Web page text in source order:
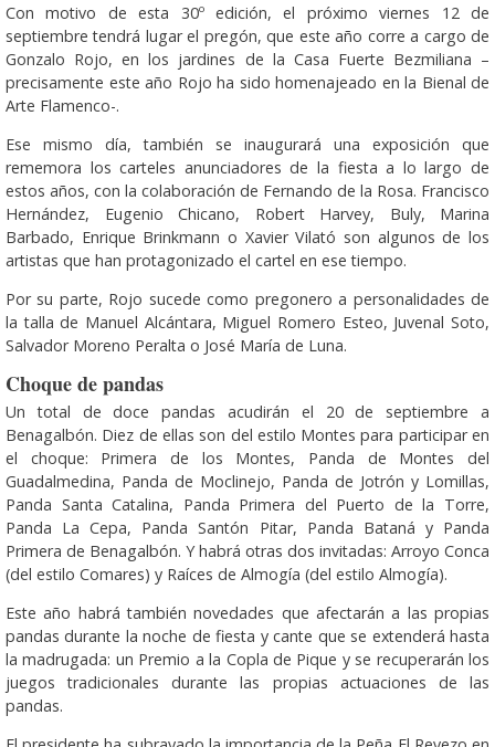
Con motivo de esta 30º edición, el próximo viernes 12 de
septiembre tendrá lugar el pregón, que este año corre a cargo de
Gonzalo Rojo, en los jardines de la Casa Fuerte Bezmiliana –
precisamente este año Rojo ha sido homenajeado en la Bienal de
Arte Flamenco-.
Ese mismo día, también se inaugurará una exposición que
rememora los carteles anunciadores de la fiesta a lo largo de
estos años, con la colaboración de Fernando de la Rosa. Francisco
Hernández, Eugenio Chicano, Robert Harvey, Buly, Marina
Barbado, Enrique Brinkmann o Xavier Vilató son algunos de los
artistas que han protagonizado el cartel en ese tiempo.
Por su parte, Rojo sucede como pregonero a personalidades de
la talla de Manuel Alcántara, Miguel Romero Esteo, Juvenal Soto,
Salvador Moreno Peralta o José María de Luna.
Choque de pandas
Un total de doce pandas acudirán el 20 de septiembre a
Benagalbón. Diez de ellas son del estilo Montes para participar en
el choque: Primera de los Montes, Panda de Montes del
Guadalmedina, Panda de Moclinejo, Panda de Jotrón y Lomillas,
Panda Santa Catalina, Panda Primera del Puerto de la Torre,
Panda La Cepa, Panda Santón Pitar, Panda Bataná y Panda
Primera de Benagalbón. Y habrá otras dos invitadas: Arroyo Conca
(del estilo Comares) y Raíces de Almogía (del estilo Almogía).
Este año habrá también novedades que afectarán a las propias
pandas durante la noche de fiesta y cante que se extenderá hasta
la madrugada: un Premio a la Copla de Pique y se recuperarán los
juegos tradicionales durante las propias actuaciones de las
pandas.